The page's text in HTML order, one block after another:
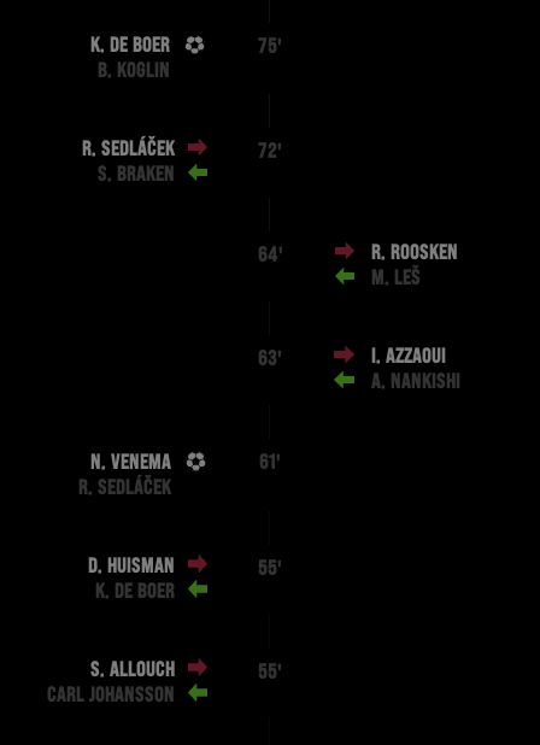
K. DE BOER
B. KOGLIN
75'
R. SEDLÁČEK
S. BRAKEN
72'
64'
R. ROOSKEN
M. LEŠ
63'
I. AZZAOUI
A. NANKISHI
N. VENEMA
R. SEDLÁČEK
61'
D. HUISMAN
K. DE BOER
55'
S. ALLOUCH
CARL JOHANSSON
55'